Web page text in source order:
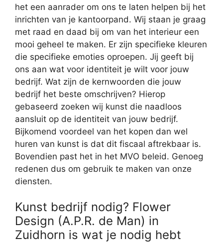
het een aanrader om ons te laten helpen bij het
inrichten van je kantoorpand. Wij staan je graag
met raad en daad bij om van het interieur een
mooi geheel te maken. Er zijn specifieke kleuren
die specifieke emoties oproepen. Jij geeft bij
ons aan wat voor identiteit je wilt voor jouw
bedrijf. Wat zijn de kernwoorden die jouw
bedrijf het beste omschrijven? Hierop
gebaseerd zoeken wij kunst die naadloos
aansluit op de identiteit van jouw bedrijf.
Bijkomend voordeel van het kopen dan wel
huren van kunst is dat dit fiscaal aftrekbaar is.
Bovendien past het in het MVO beleid. Genoeg
redenen dus om gebruik te maken van onze
diensten.
Kunst bedrijf nodig? Flower
Design (A.P.R. de Man) in
Zuidhorn is wat je nodig hebt